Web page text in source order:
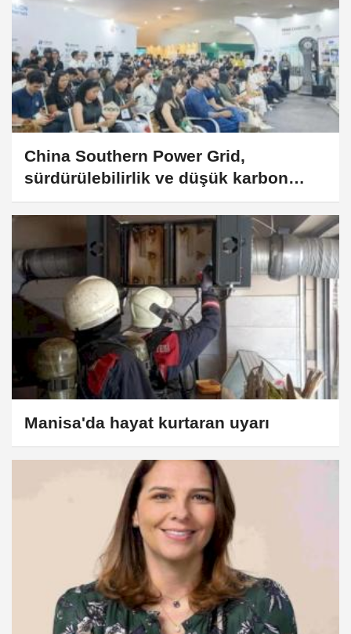
China Southern Power Grid,
sürdürülebilirlik ve düşük karbon
girişimlerini sergileyerek COP30'daki
ilk delegasyon katılımını
gerçekleştirdi
Manisa'da hayat kurtaran uyarı